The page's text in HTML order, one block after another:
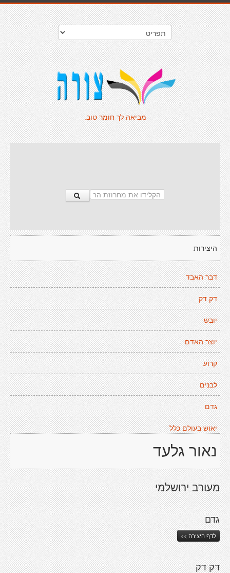
מביאה לך חומר טוב.
היצירות
דבר האבד
דק דק
יובש
יוצר האדם
קרוע
לבנים
גדם
יאוש בעולם כלל
נאור גלעד
מעורב ירושלמי
גדם
לדף היצירה >>
דק דק